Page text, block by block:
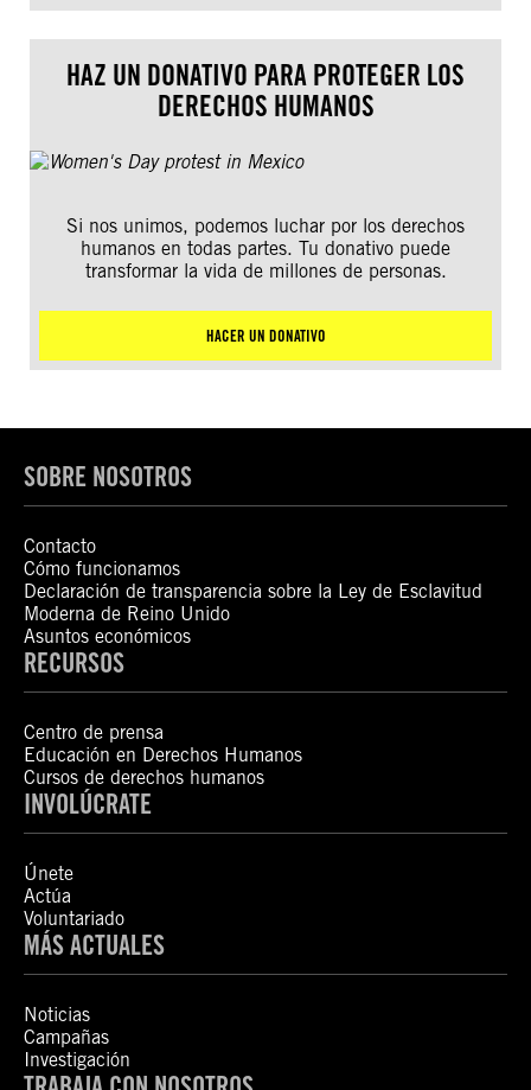
HAZ UN DONATIVO PARA PROTEGER LOS
DERECHOS HUMANOS
Si nos unimos, podemos luchar por los derechos
humanos en todas partes. Tu donativo puede
transformar la vida de millones de personas.
HACER UN DONATIVO
SOBRE NOSOTROS
Contacto
Cómo funcionamos
Declaración de transparencia sobre la Ley de Esclavitud
Moderna de Reino Unido
Asuntos económicos
RECURSOS
Centro de prensa
Educación en Derechos Humanos
Cursos de derechos humanos
INVOLÚCRATE
Únete
Actúa
Voluntariado
MÁS ACTUALES
Noticias
Campañas
Investigación